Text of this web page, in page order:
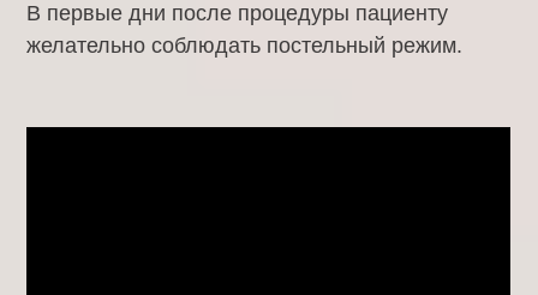
В первые дни после процедуры пациенту
желательно соблюдать постельный режим.